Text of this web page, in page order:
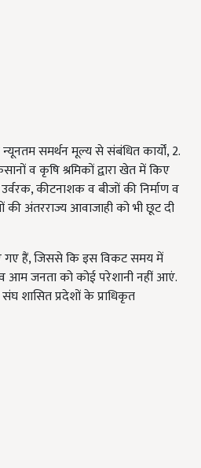
समर्थन मूल्य से संबंधित कार्यों, 2.
व कृषि श्रमिकों द्वारा खेत में किए
कीटनाशक व बीजों की निर्माण व
अंतरराज्य आवाजाही को भी छूट दी
गए हैं, जिससे कि इस विकट समय में
आम जनता को कोई परेशानी नहीं आएं.
शासित प्रदेशों के प्राधिकृत